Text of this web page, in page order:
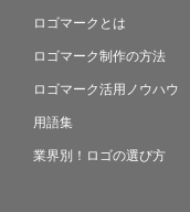
ロゴマークとは
ロゴマーク制作の方法
ロゴマーク活用ノウハウ
用語集
業界別！ロゴの選び方